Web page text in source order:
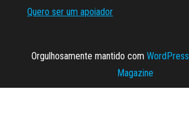
Quero ser um apoiador
Orgulhosamente mantido com WordPress
Magazine